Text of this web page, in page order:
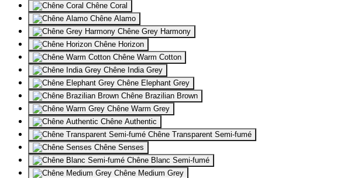
Chêne Coral
Chêne Alamo
Chêne Grey Harmony
Chêne Horizon
Chêne Warm Cotton
Chêne India Grey
Chêne Elephant Grey
Chêne Brazilian Brown
Chêne Warm Grey
Chêne Authentic
Chêne Transparent Semi-fumé
Chêne Senses
Chêne Blanc Semi-fumé
Chêne Medium Grey